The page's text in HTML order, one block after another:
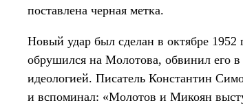
поставлена черная метка.
Новый удар был сделан в октябре
обрушился на Молотова, обвинил его в
идеологией. Писатель Константин
и вспоминал: «Молотов и Микоян